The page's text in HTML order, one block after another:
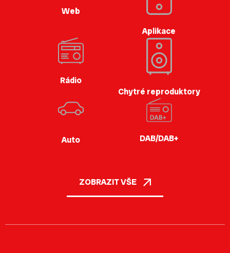
Web
Aplikace
Rádio
Chytré reproduktory
Auto DAB/DAB+
ZOBRAZIT VŠE